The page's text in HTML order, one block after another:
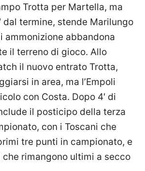
Trotta per Martella, ma
dal termine, stende Marilungo
ammonizione abbandona
il terreno di gioco. Allo
il nuovo entrato Trotta,
in area, ma l’Empoli
con Costa. Dopo 4′ di
il posticipo della terza
con i Toscani che
tre punti in campionato, e
che rimangono ultimi a secco